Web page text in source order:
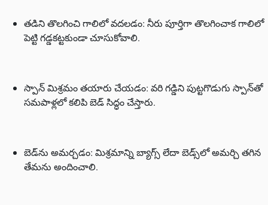
తడిని తొలగించి గాలిలో వదలడం: నీరు పూర్తిగా తొలగించాక గాలిలో
పెట్టి గడ్డకట్టకుండా చూసుకోవాలి.
స్పాన్ మిశ్రమం తయారు చేయడం: వరి గడ్డిని పుట్టగొడుగు స్పాన్‌తో
సమపాళ్లలో కలిపి బెడ్ సిద్ధం చేస్తారు.
బెడ్‌ను అమర్చడం: మిశ్రమాన్ని బ్యాగ్స్ లేదా బెడ్స్‌లో అమర్చి తగిన
తేమను అందించాలి.